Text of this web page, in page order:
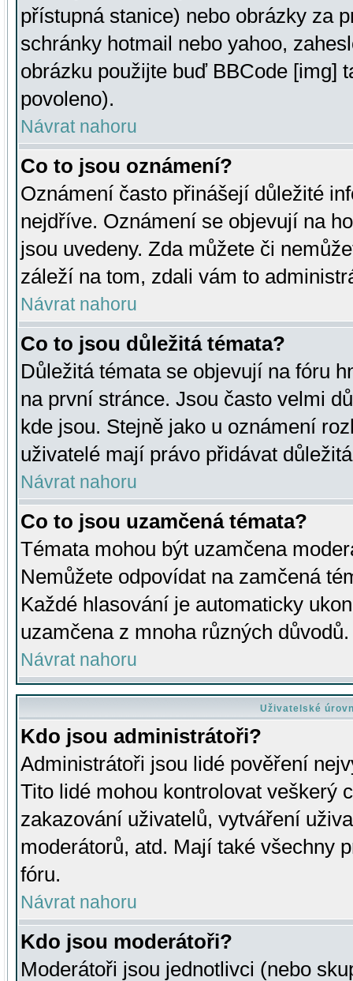
přístupná stanice) nebo obrázky za
schránky hotmail nebo yahoo,
obrázku použijte buď BBCode [img]
povoleno).
Návrat nahoru
Co to jsou oznámení?
Oznámení často přinášejí důležité
nejdříve. Oznámení se objevují na
jsou uvedeny. Zda můžete či
záleží na tom, zdali vám to
Návrat nahoru
Co to jsou důležitá témata?
Důležitá témata se objevují na fóru
na první stránce. Jsou často velmi
kde jsou. Stejně jako u oznámení
uživatelé mají právo přidávat
Návrat nahoru
Co to jsou uzamčená témata?
Témata mohou být uzamčena
Nemůžete odpovídat na zamčená
Každé hlasování je automaticky
uzamčena z mnoha různých důvodů.
Návrat nahoru
Uživatelské
Kdo jsou administrátoři?
Administrátoři jsou lidé pověření
Tito lidé mohou kontrolovat veškerý
zakazování uživatelů, vytváření
moderátorů, atd. Mají také všechny
fóru.
Návrat nahoru
Kdo jsou moderátoři?
Moderátoři jsou jednotlivci (nebo